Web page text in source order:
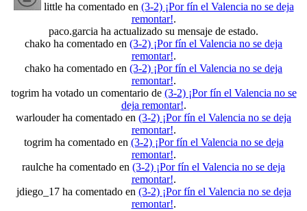
little ha comentado en (3-2) ¡Por fín el Valencia no se deja
remontar!.
paco.garcia ha actualizado su mensaje de estado.
chako ha comentado en (3-2) ¡Por fín el Valencia no se deja
remontar!.
chako ha comentado en (3-2) ¡Por fín el Valencia no se deja
remontar!.
togrim ha votado un comentario de (3-2) ¡Por fín el Valencia no se
deja remontar!.
warlouder ha comentado en (3-2) ¡Por fín el Valencia no se deja
remontar!.
togrim ha comentado en (3-2) ¡Por fín el Valencia no se deja
remontar!.
raulche ha comentado en (3-2) ¡Por fín el Valencia no se deja
remontar!.
jdiego_17 ha comentado en (3-2) ¡Por fín el Valencia no se deja
remontar!.